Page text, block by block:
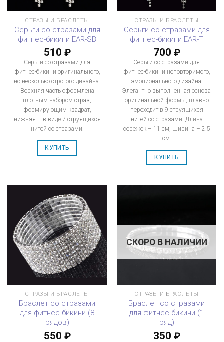
СТРАЗЫ И БРАСЛЕТЫ
Серьги со стразами для
фитнес-бикини EAR-SB
510 ₽
Серьги со стразами для
фитнес-бикини оригинального,
но несколько строгого дизайна.
Верхняя часть оформлена
плотным набором страз,
формирующим квадрат,
нижняя – в виде 7 струящихся
нитей со стразами.
КУПИТЬ
СТРАЗЫ И БРАСЛЕТЫ
Серьги со стразами для
фитнес-бикини EAR-T
700 ₽
Серьги со стразами для
фитнес-бикини неповторимого,
эмоционального дизайна.
Элегантно выполненная основа
оригинальной формы, плавно
переходит в 9 струящихся
нитей со стразами. Длина
сережек – 11 см, ширина – 2.5
см.
КУПИТЬ
СТРАЗЫ И БРАСЛЕТЫ
Браслет со стразами
для фитнес-бикини (8
рядов)
550 ₽
СКОРО В НАЛИЧИИ
СТРАЗЫ И БРАСЛЕТЫ
Браслет со стразами
для фитнес-бикини (1
ряд)
350 ₽